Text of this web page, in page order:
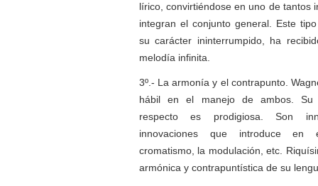
lírico, convirtiéndose en uno de tantos
integran el conjunto general. Este
su carácter ininterrumpido, ha
melodía infinita.
3º.- La armonía y el contrapunto.
hábil en el manejo de ambos. Su
respecto es prodigiosa. Son
innovaciones que introduce
cromatismo, la modulación, etc.
armónica y contrapuntística de su